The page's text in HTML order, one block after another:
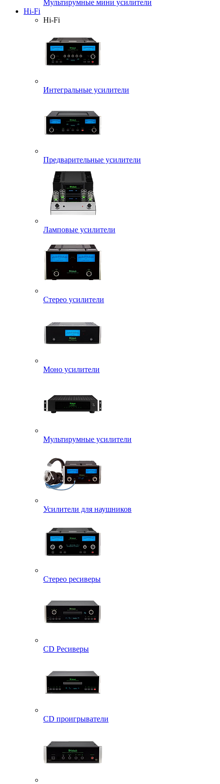
Мультирумные мини усилители
Hi-Fi
Hi-Fi
Интегральные усилители
Предварительные усилители
Ламповые усилители
Стерео усилители
Моно усилители
Мультирумные усилители
Усилители для наушников
Стерео ресиверы
CD Ресиверы
CD проигрыватели